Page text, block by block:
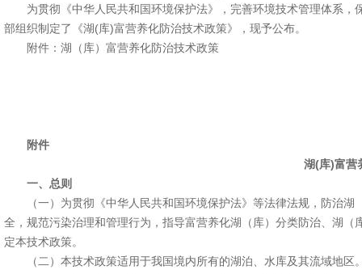
为贯彻《中华人民共和国环境保护法》，完善环境技术管理体系，
部组织制定了《湖(库)富营养化防治技术政策》，现予公布。
附件：湖（库）富营养化防治技术政策
附件
湖(库)富营
一、总则
（一）为贯彻《中华人民共和国环境保护法》等法律法规，防治湖
全，规范污染治理和管理行为，指导富营养化湖（库）分类防治、湖
定本技术政策。
（二）本技术政策适用于我国境内所有的湖泊、水库及其流域地区